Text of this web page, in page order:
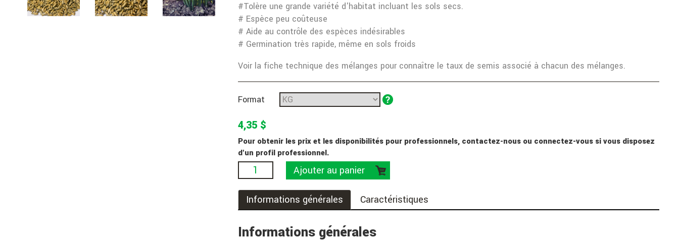
#Tolère une grande variété d'habitat incluant les sols secs.
# Espèce peu coûteuse
# Aide au contrôle des espèces indésirables
# Germination très rapide, même en sols froids
Voir la fiche technique des mélanges pour connaître le taux de semis associé à chacun des mélanges.
Format
4,35 $
Pour obtenir les prix et les disponibilités pour professionnels, contactez-nous ou connectez-vous si vous disposez
d'un profil professionnel.
Ajouter au panier
Informations générales Caractéristiques
Informations générales